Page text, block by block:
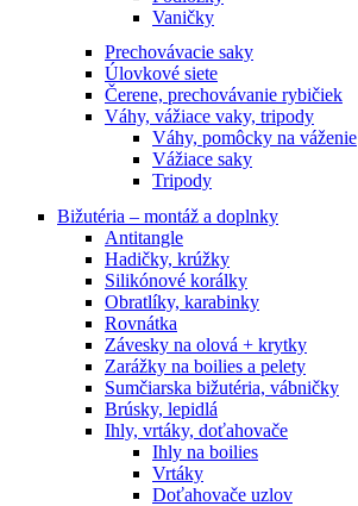
Vaničky
Prechovávacie saky
Úlovkové siete
Čerene, prechovávanie rybičiek
Váhy, vážiace vaky, tripody
Váhy, pomôcky na váženie
Vážiace saky
Tripody
Bižutéria – montáž a doplnky
Antitangle
Hadičky, krúžky
Silikónové korálky
Obratlíky, karabinky
Rovnátka
Závesky na olová + krytky
Zarážky na boilies a pelety
Sumčiarska bižutéria, vábničky
Brúsky, lepidlá
Ihly, vrtáky, doťahovače
Ihly na boilies
Vrtáky
Doťahovače uzlov